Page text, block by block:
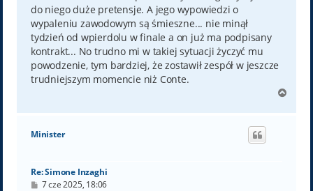
do niego duże pretensje. A jego wypowiedzi o
wypaleniu zawodowym są śmieszne... nie minął
tydzień od wpierdolu w finale a on już ma podpisany
kontrakt... No trudno mi w takiej sytuacji życzyć mu
powodzenie, tym bardziej, że zostawił zespół w jeszcze
trudniejszym momencie niż Conte.
g
Minister
Re: Simone Inzaghi
P7 cze 2025, 18:06